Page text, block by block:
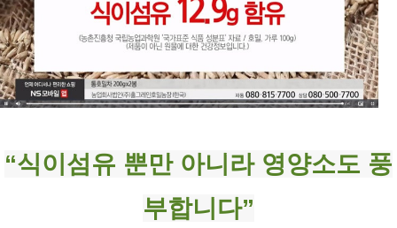
“식이섬유 뿐만 아니라 영양소도 풍
부합니다”